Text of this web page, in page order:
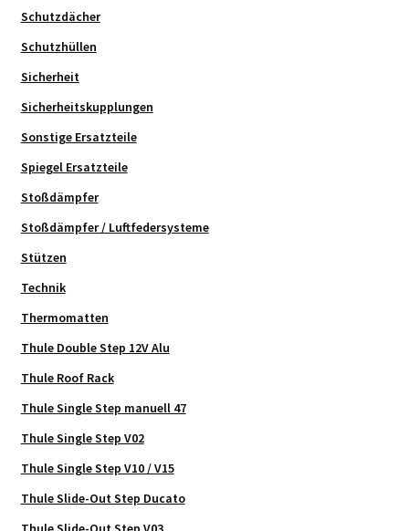
Schutzdächer
Schutzhüllen
Sicherheit
Sicherheitskupplungen
Sonstige Ersatzteile
Spiegel Ersatzteile
Stoßdämpfer
Stoßdämpfer / Luftfedersysteme
Stützen
Technik
Thermomatten
Thule Double Step 12V Alu
Thule Roof Rack
Thule Single Step manuell 47
Thule Single Step V02
Thule Single Step V10 / V15
Thule Slide-Out Step Ducato